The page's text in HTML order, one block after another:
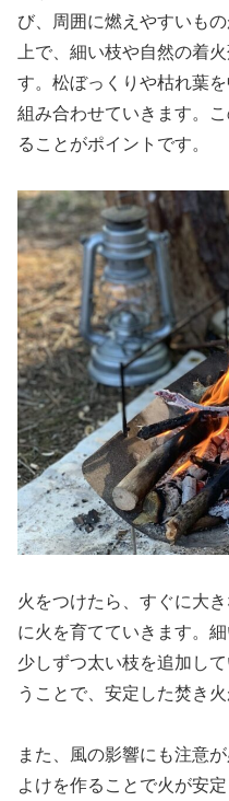
び、周囲に燃えやすいも
上で、細い枝や自然の着
す。松ぼっくりや枯れ葉
組み合わせていきます。
ることがポイントです。
火をつけたら、すぐに大
に火を育てていきます。
少しずつ太い枝を追加し
うことで、安定した焚き火
また、風の影響にも注意
よけを作ることで火が安